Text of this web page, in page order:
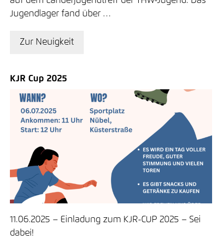
Jugendlager fand über …
Zur Neuigkeit
KJR Cup 2025
11.06.2025
Einladung zum KJR-CUP 2025 – Sei
dabei!